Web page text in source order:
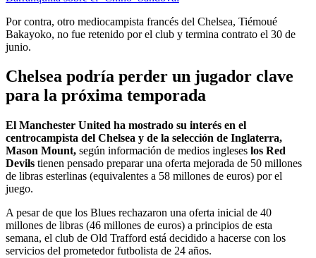
Por contra, otro mediocampista francés del Chelsea, Tiémoué
Bakayoko, no fue retenido por el club y termina contrato el 30 de
junio.
Chelsea podría perder un jugador clave
para la próxima temporada
El Manchester United ha mostrado su interés en el
centrocampista del Chelsea y de la selección de Inglaterra,
Mason Mount, según información de medios ingleses los Red
Devils tienen pensado preparar una oferta mejorada de 50 millones
de libras esterlinas (equivalentes a 58 millones de euros) por el
juego.
A pesar de que los Blues rechazaron una oferta inicial de 40
millones de libras (46 millones de euros) a principios de esta
semana, el club de Old Trafford está decidido a hacerse con los
servicios del prometedor futbolista de 24 años.